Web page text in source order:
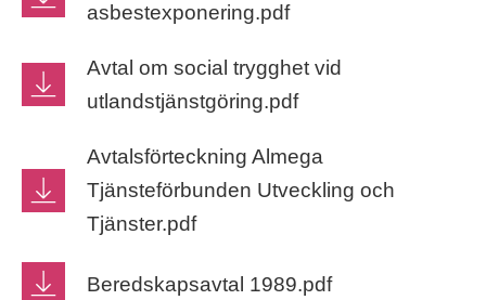
asbestexponering.pdf
Avtal om social trygghet vid
utlandstjänstgöring.pdf
Avtalsförteckning Almega
Tjänsteförbunden Utveckling och
Tjänster.pdf
Beredskapsavtal 1989.pdf